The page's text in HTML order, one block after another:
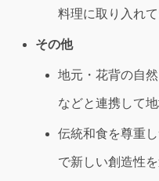
料理に取り入れ
その他
地元・花背の自
などと連携して
伝統和食を尊重
で新しい創造性